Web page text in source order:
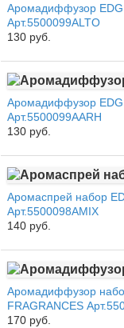
Аромадиффузор EDG
Арт.5500099ALTO
130 руб.
Аромадиффузор EDG
Арт.5500099AARH
130 руб.
Аромаспрей набор
Арт.5500098AMIX
140 руб.
Аромадиффузор
FRAGRANCES
170 руб.